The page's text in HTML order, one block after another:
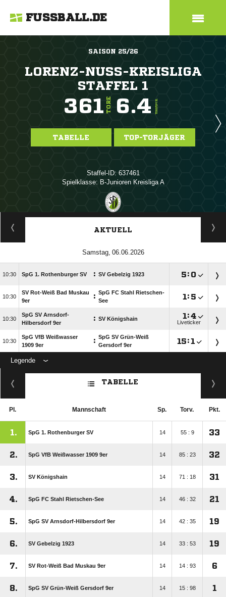
FUSSBALL.DE
SAISON 25/26
LORENZ-NUSS-KREISLIGA
STAFFEL 1
361TORE 6.4 TORE/SPIEL
TABELLE TOP-TORJÄGER
Staffel-ID: 637461
Spielklasse: B-Junioren Kreisliga A
ANZEIGE
AKTUELL
 
 SpG 1. Rothenburger SV : SV Gebelzig 1923 : 

SV Rot-Weiß Bad Muskau
9er
: SpG FC Stahl Rietschen-
See
 : 

SpG SV Arnsdorf-
Hilbersdorf 9er
: SV Königshain  :
Liveticker

SpG VfB Weißwasser
1909 9er
: SpG SV Grün-Weiß
Gersdorf 9er
:
Legende
ANZEIGE
TABELLE
Pl. Mannschaft Sp. Torv. Pkt.
1. SpG 1. Rothenburger SV 14 55 : 9 33
2. SpG VfB Weißwasser 1909 9er 14 85 : 23 32
3. SV Königshain 14 71 : 18 31
4. SpG FC Stahl Rietschen-See 14 46 : 32 21
5. SpG SV Arnsdorf-Hilbersdorf 9er 14 42 : 35 19
6. SV Gebelzig 1923 14 33 : 53 19
7. SV Rot-Weiß Bad Muskau 9er 14 14 : 93 6
8. SpG SV Grün-Weiß Gersdorf 9er 14 15 : 98 1